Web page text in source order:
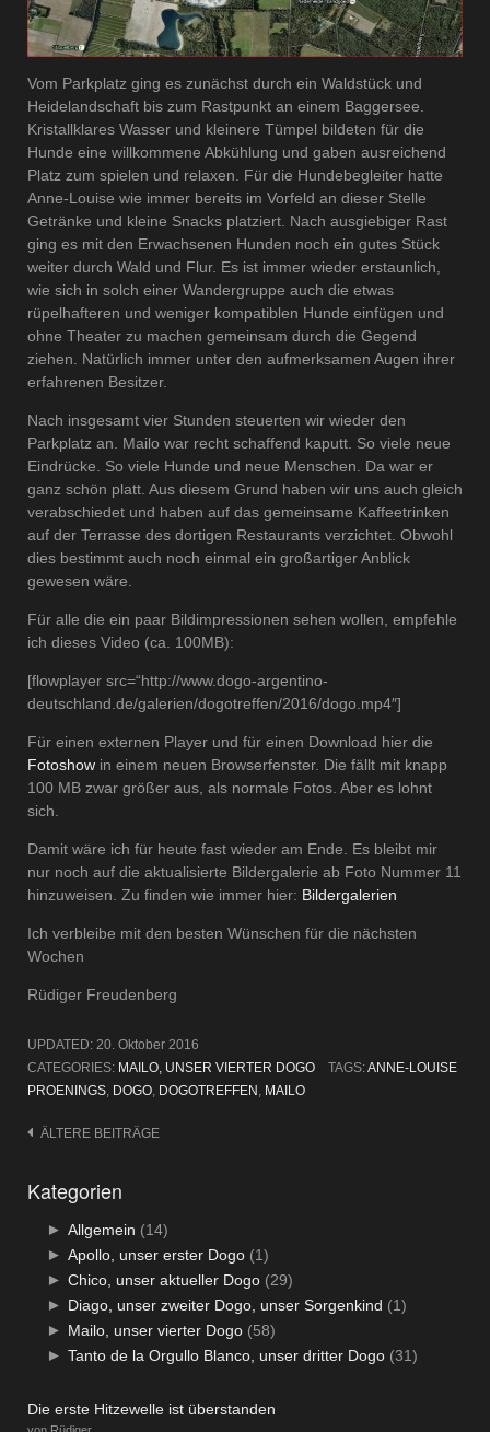
Vom Parkplatz ging es zunächst durch ein Waldstück und
Heidelandschaft bis zum Rastpunkt an einem Baggersee.
Kristallklares Wasser und kleinere Tümpel bildeten für die
Hunde eine willkommene Abkühlung und gaben ausreichend
Platz zum spielen und relaxen. Für die Hundebegleiter hatte
Anne-Louise wie immer bereits im Vorfeld an dieser Stelle
Getränke und kleine Snacks platziert. Nach ausgiebiger Rast
ging es mit den Erwachsenen Hunden noch ein gutes Stück
weiter durch Wald und Flur. Es ist immer wieder erstaunlich,
wie sich in solch einer Wandergruppe auch die etwas
rüpelhafteren und weniger kompatiblen Hunde einfügen und
ohne Theater zu machen gemeinsam durch die Gegend
ziehen. Natürlich immer unter den aufmerksamen Augen ihrer
erfahrenen Besitzer.
Nach insgesamt vier Stunden steuerten wir wieder den
Parkplatz an. Mailo war recht schaffend kaputt. So viele neue
Eindrücke. So viele Hunde und neue Menschen. Da war er
ganz schön platt. Aus diesem Grund haben wir uns auch gleich
verabschiedet und haben auf das gemeinsame Kaffeetrinken
auf der Terrasse des dortigen Restaurants verzichtet. Obwohl
dies bestimmt auch noch einmal ein großartiger Anblick
gewesen wäre.
Für alle die ein paar Bildimpressionen sehen wollen, empfehle
ich dieses Video (ca. 100MB):
[flowplayer src=“http://www.dogo-argentino-
deutschland.de/galerien/dogotreffen/2016/dogo.mp4″]
Für einen externen Player und für einen Download hier die
Fotoshow in einem neuen Browserfenster. Die fällt mit knapp
100 MB zwar größer aus, als normale Fotos. Aber es lohnt
sich.
Damit wäre ich für heute fast wieder am Ende. Es bleibt mir
nur noch auf die aktualisierte Bildergalerie ab Foto Nummer 11
hinzuweisen. Zu finden wie immer hier: Bildergalerien
Ich verbleibe mit den besten Wünschen für die nächsten
Wochen
Rüdiger Freudenberg
UPDATED: 20. Oktober 2016
CATEGORIES: MAILO, UNSER VIERTER DOGO TAGS:ANNE-LOUISE
PROENINGS, DOGO, DOGOTREFFEN , MAILO
Beitragsnavigation
ÄLTERE BEITRÄGE
Kategorien
► Allgemein (14)
► Apollo, unser erster Dogo(1)
► Chico, unser aktueller Dogo(29)
► Diago, unser zweiter Dogo, unser Sorgenkind (1)
► Mailo, unser vierter Dogo(58)
► Tanto de la Orgullo Blanco, unser dritter Dogo(31)
Die erste Hitzewelle ist überstanden